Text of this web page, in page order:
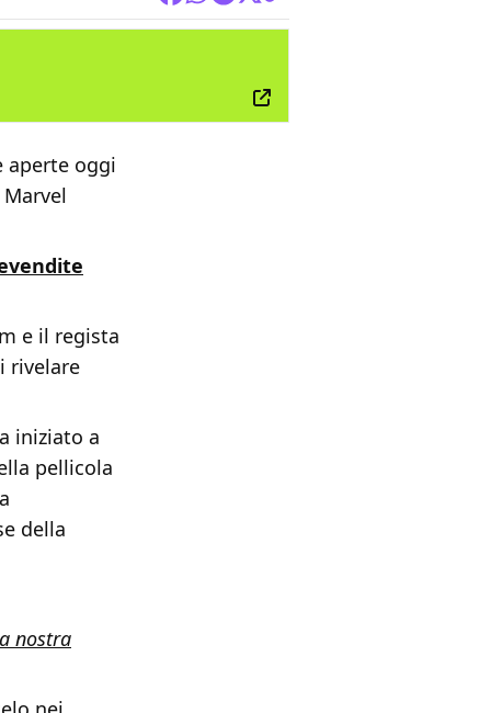
aperte oggi
e il regista
rivelare
iniziato a
pellicola
della
nostra